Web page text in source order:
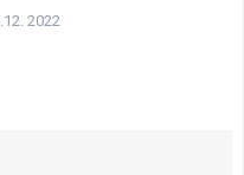
2022